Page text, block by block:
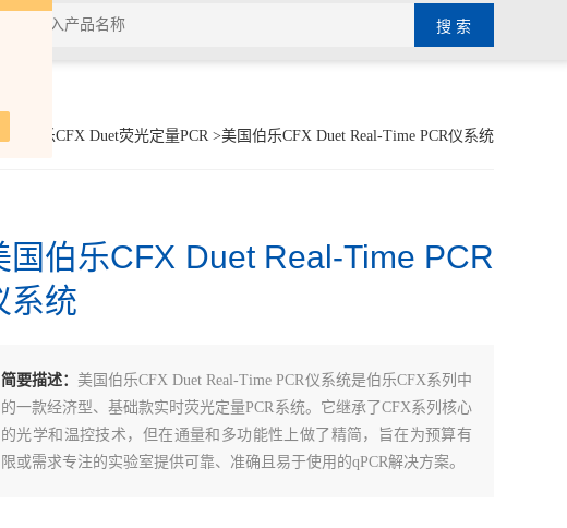
伯乐CFX Duet荧光定量PCR>美国伯乐CFX Duet Real-Time PCR仪系统
国伯乐CFX Duet Real-Time PCR
系统
简要描述：美国伯乐CFX Duet Real-Time PCR仪系统是伯乐CFX系列中
的一款经济型、基础款实时荧光定量PCR系统。它继承了CFX系列核心
的光学和温控技术，但在通量和多功能性上做了精简，旨在为预算有
限或需求专注的实验室提供可靠、准确且易于使用的qPCR解决方案。